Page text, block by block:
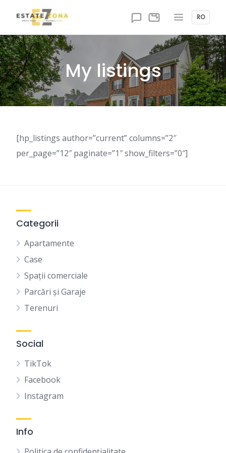
RO
My listings
[hp_listings author=”current” columns=”2″
per_page=”12″ paginate=”1″ show_filters=”0″]
Categorii
Apartamente
Case
Spații comerciale
Parcări și Garaje
Terenuri
Social
TikTok
Facebook
Instagram
Info